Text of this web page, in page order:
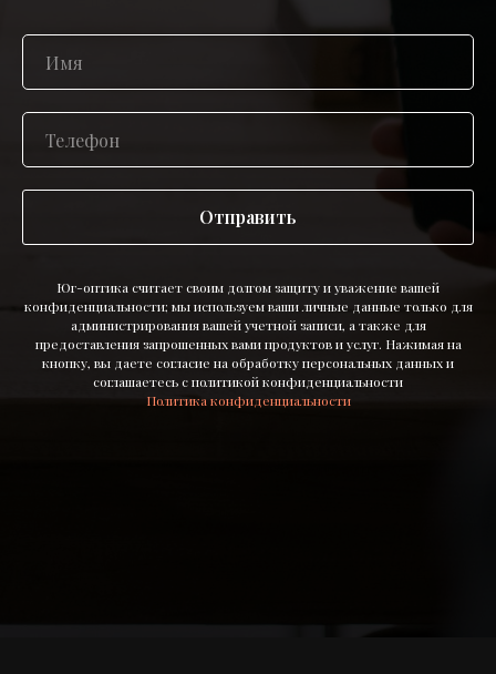
Отправить
Юг-оптика считает своим долгом защиту и уважение вашей
конфиденциальности; мы используем ваши личные данные только для
администрирования вашей учетной записи, а также для
предоставления запрошенных вами продуктов и услуг. Нажимая на
кнопку, вы даете согласие на обработку персональных данных и
соглашаетесь c политикой конфиденциальности
Политика конфиденциальности